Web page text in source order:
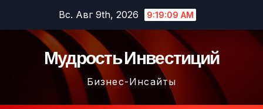
содержимому
Вс. Авг 9th, 2026 9:19:10 AM
Мудрость Инвестиций
Бизнес-Инсайты